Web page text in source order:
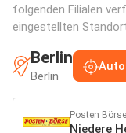
folgenden Filialen
eingestellten
Berlin
Berlin
Posten Börse
Niedere